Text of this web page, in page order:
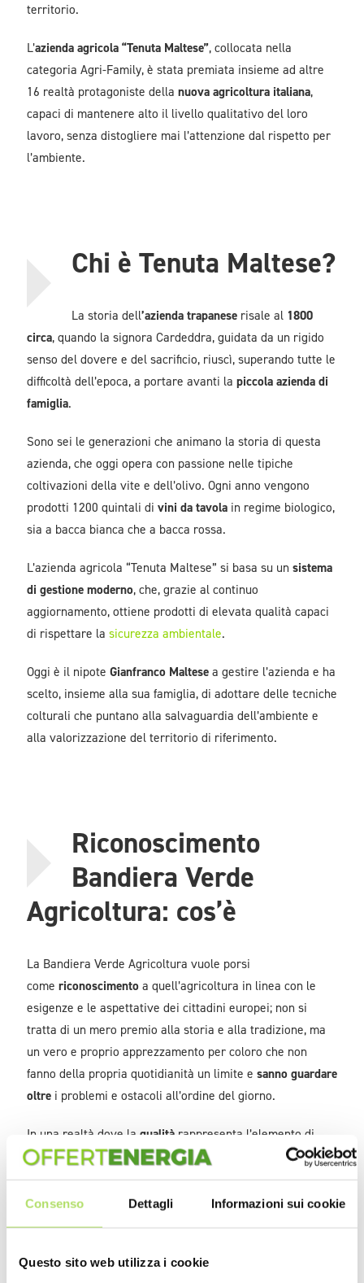
Consenso Dettagli Informazioni sui cookie
Questo sito web utilizza i cookie
territorio.
L’azienda agricola “Tenuta Maltese”, collocata nella
categoria Agri-Family, è stata premiata insieme ad altre
16 realtà protagoniste della nuova agricoltura italiana,
capaci di mantenere alto il livello qualitativo del loro
lavoro, senza distogliere mai l’attenzione dal rispetto per
l’ambiente.
Chi è Tenuta Maltese?
La storia dell’azienda trapaneserisale al 1800
circa, quando la signora Cardeddra, guidata da un rigido
senso del dovere e del sacrificio, riuscì, superando tutte le
difficoltà dell’epoca, a portare avanti la piccola azienda di
famiglia.
Sono sei le generazioni che animano la storia di questa
azienda, che oggi opera con passione nelle tipiche
coltivazioni della vite e dell’olivo. Ogni anno vengono
prodotti 1200 quintali di vini da tavolain regime biologico,
sia a bacca bianca che a bacca rossa.
L’azienda agricola “Tenuta Maltese” si basa su un sistema
di gestione moderno, che, grazie al continuo
aggiornamento, ottiene prodotti di elevata qualità capaci
di rispettare la sicurezza ambientale.
Oggi è il nipote Gianfranco Maltesea gestire l’azienda e ha
scelto, insieme alla sua famiglia, di adottare delle tecniche
colturali che puntano alla salvaguardia dell’ambiente e
alla valorizzazione del territorio di riferimento.
Riconoscimento
Bandiera Verde
Agricoltura: cos’è
La Bandiera Verde Agricoltura vuole porsi
come riconoscimentoa quell’agricoltura in linea con le
esigenze e le aspettative dei cittadini europei; non si
tratta di un mero premio alla storia e alla tradizione, ma
un vero e proprio apprezzamento per coloro che non
fanno della propria quotidianità un limite e sanno guardare
oltrei problemi e ostacoli all’ordine del giorno.
In una realtà dove la qualità rappresenta l’elemento di
fondamentale importanza per l’ agricoltura italiana, capace
di far fronte alla forte competizione internazionale,
riconoscere pubblicamente i soggetti che operano per
ConBandiera Verde Agricolturanon si premiano solo